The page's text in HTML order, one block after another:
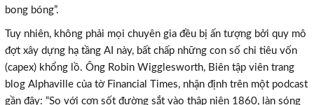
bong bóng”.
Tuy nhiên, không phải mọi chuyên gia đều bị ấn tượng bởi quy mô
đợt xây dựng hạ tầng AI này, bất chấp những con số chi tiêu vốn
(capex) khổng lồ. Ông Robin Wigglesworth, Biên tập viên trang
blog Alphaville của tờ Financial Times, nhận định trên một podcast
gần đây: “So với cơn sốt đường sắt vào thập niên 1860, làn sóng